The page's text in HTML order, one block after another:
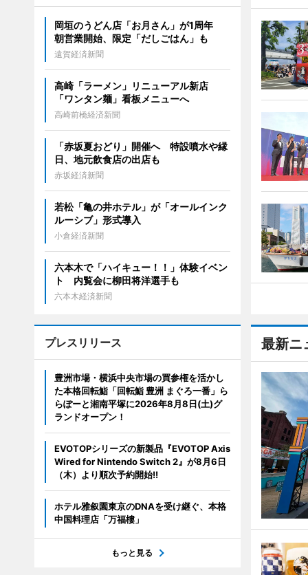
最新ニ
岡垣のうどん店「お月さん」が1周年
朝営業開始、限定「だしごはん」も
遠賀経済新聞
高崎「ラーメン」リニューアル新店
「ワンタン麺」看板メニューへ
高崎前橋経済新聞
「赤坂夏おどり」開催へ 特設噴水や縁
日、地元飲食店の出店も
赤坂経済新聞
若松「亀の井ホテル」が「オールインク
ルーシブ」形式導入
小倉経済新聞
六本木で「ハイキュー！！」体験イベン
ト 内覧会に柳田将洋選手も
六本木経済新聞
プレスリリース
豊洲市場・横浜中央市場の買参権を活かし
た本格回転鮨「回転鮨 豊洲 まぐろ一番」ら
らぽーと湘南平塚に2026年8月8日(土)グ
ランドオープン！
EVOTOPシリーズの新製品『EVOTOP Axis
Wired for Nintendo Switch 2』が8月6日
（木）より順次予約開始!!
ホテル雅叙園東京のDNAを受け継ぐ、本格
中国料理店「万福樓」
もっと見る